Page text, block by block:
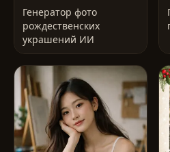
Генератор фото
рождественских
украшений ИИ